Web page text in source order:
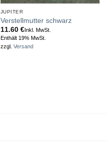
JUPITER
Verstellmutter schwarz
11.60 €Inkl. MwSt.
Enthält 19% MwSt.
zzgl. Versand